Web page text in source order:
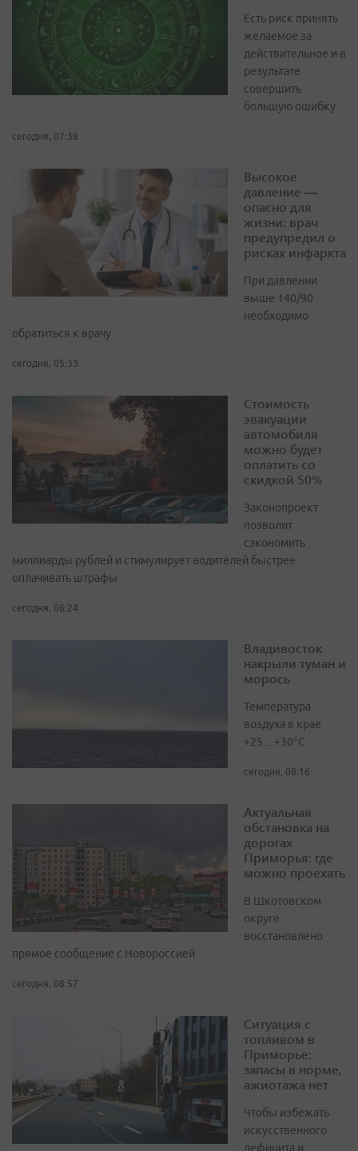
Есть риск принять
желаемое за
действительное и в
результате
совершить
большую ошибку
сегодня, 07:38
Высокое
давление —
опасно для
жизни: врач
предупредил о
рисках инфаркта
При давлении
выше 140/90
необходимо
обратиться к врачу
сегодня, 05:33
Стоимость
эвакуации
автомобиля
можно будет
оплатить со
скидкой 50%
Законопроект
позволит
сэкономить
миллиарды рублей и стимулирует водителей быстрее
оплачивать штрафы
сегодня, 06:24
Владивосток
накрыли туман и
морось
Температура
воздуха в крае
+25…+30°C
сегодня, 08:16
Актуальная
обстановка на
дорогах
Приморья: где
можно проехать
В Шкотовском
округе
восстановлено
прямое сообщение с Новороссией
сегодня, 08:57
Ситуация с
топливом в
Приморье:
запасы в норме,
ажиотажа нет
Чтобы избежать
искусственного
дефицита и